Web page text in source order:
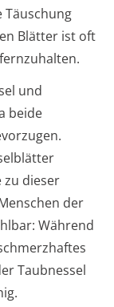
Täuschung
Blätter ist oft
und
beide
zu dieser
der
Während
Taubnessel